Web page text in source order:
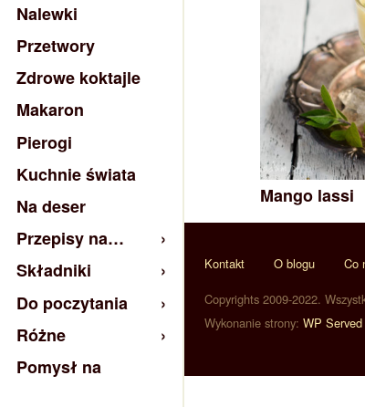
Mango lassi
Nalewki
Przetwory
Zdrowe koktajle
Makaron
Pierogi
Kuchnie świata
Na deser
Przepisy na…
Składniki
Do poczytania
Różne
Pomysł na
Kontakt O blogu Co
Copyrights 2009-2022.
Wykonanie strony: WP